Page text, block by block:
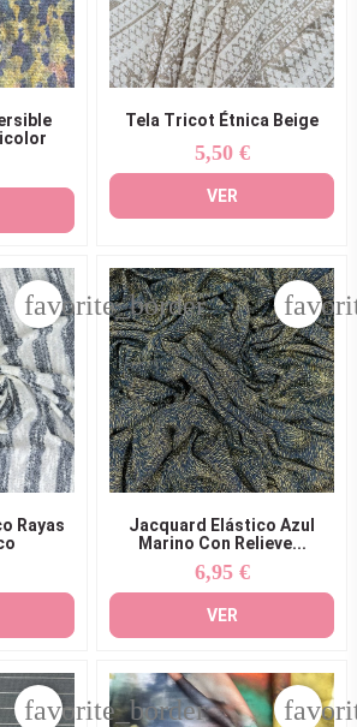
Tela Tricot Étnica Beige
Precio
5,50 €
VER
Rayas
favorite_border
Jacquard Elástico Azul
Marino Con Relieve...
Precio
6,95 €
VER
favorite_border